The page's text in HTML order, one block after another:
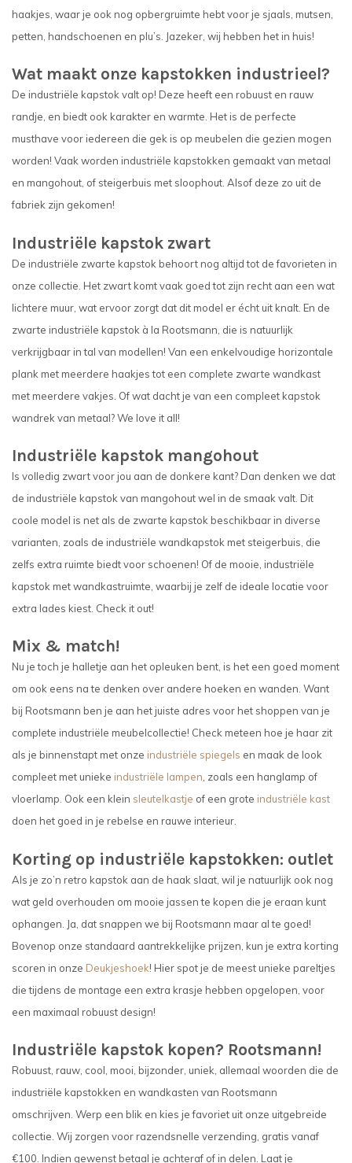
haakjes, waar je ook nog opbergruimte hebt voor je sjaals, mutsen,
petten, handschoenen en plu’s. Jazeker, wij hebben het in huis!
Wat maakt onze kapstokken industrieel?
De industriële kapstok valt op! Deze heeft een robuust en rauw
randje, en biedt ook karakter en warmte. Het is de perfecte
musthave voor iedereen die gek is op meubelen die gezien mogen
worden! Vaak worden industriële kapstokken gemaakt van metaal
en mangohout, of steigerbuis met sloophout. Alsof deze zo uit de
fabriek zijn gekomen!
Industriële kapstok zwart
De industriële zwarte kapstok behoort nog altijd tot de favorieten in
onze collectie. Het zwart komt vaak goed tot zijn recht aan een wat
lichtere muur, wat ervoor zorgt dat dit model er écht uit knalt. En de
zwarte industriële kapstok à la Rootsmann, die is natuurlijk
verkrijgbaar in tal van modellen! Van een enkelvoudige horizontale
plank met meerdere haakjes tot een complete zwarte wandkast
met meerdere vakjes. Of wat dacht je van een compleet kapstok
wandrek van metaal? We love it all!
Industriële kapstok mangohout
Is volledig zwart voor jou aan de donkere kant? Dan denken we dat
de industriële kapstok van mangohout wel in de smaak valt. Dit
coole model is net als de zwarte kapstok beschikbaar in diverse
varianten, zoals de industriële wandkapstok met steigerbuis, die
zelfs extra ruimte biedt voor schoenen! Of de mooie, industriële
kapstok met wandkastruimte, waarbij je zelf de ideale locatie voor
extra lades kiest. Check it out!
Mix & match!
Nu je toch je halletje aan het opleuken bent, is het een goed moment
om ook eens na te denken over andere hoeken en wanden. Want
bij Rootsmann ben je aan het juiste adres voor het shoppen van je
complete industriële meubelcollectie! Check meteen hoe je haar zit
als je binnenstapt met onze industriële spiegels en maak de look
compleet met unieke industriële lampen, zoals een hanglamp of
vloerlamp. Ook een klein sleutelkastje of een grote industriële kast
doen het goed in je rebelse en rauwe interieur.
Korting op industriële kapstokken: outlet
Als je zo’n retro kapstok aan de haak slaat, wil je natuurlijk ook nog
wat geld overhouden om mooie jassen te kopen die je eraan kunt
ophangen. Ja, dat snappen we bij Rootsmann maar al te goed!
Bovenop onze standaard aantrekkelijke prijzen, kun je extra korting
scoren in onze Deukjeshoek! Hier spot je de meest unieke pareltjes
die tijdens de montage een extra krasje hebben opgelopen, voor
een maximaal robuust design!
Industriële kapstok kopen? Rootsmann!
Robuust, rauw, cool, mooi, bijzonder, uniek, allemaal woorden die de
industriële kapstokken en wandkasten van Rootsmann
omschrijven. Werp een blik en kies je favoriet uit onze uitgebreide
collectie. Wij zorgen voor razendsnelle verzending, gratis vanaf
€100. Indien gewenst betaal je achteraf of in delen. Laat je